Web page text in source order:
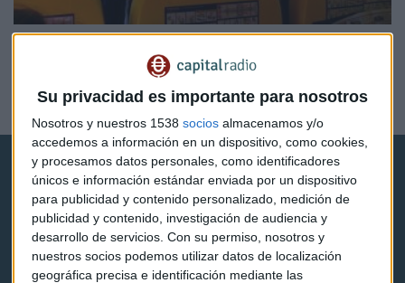
Su privacidad es importante para nosotros
Nosotros y nuestros 1538 socios almacenamos y/o
accedemos a información en un dispositivo, como cookies,
y procesamos datos personales, como identificadores
únicos e información estándar enviada por un dispositivo
para publicidad y contenido personalizado, medición de
publicidad y contenido, investigación de audiencia y
desarrollo de servicios. Con su permiso, nosotros y
nuestros socios podemos utilizar datos de localización
geográfica precisa e identificación mediante las
TRANSPORTES
Kiwi.com y ENAC Italia, las guerras abiertas de
Guillermo Azaola
Capital Radio